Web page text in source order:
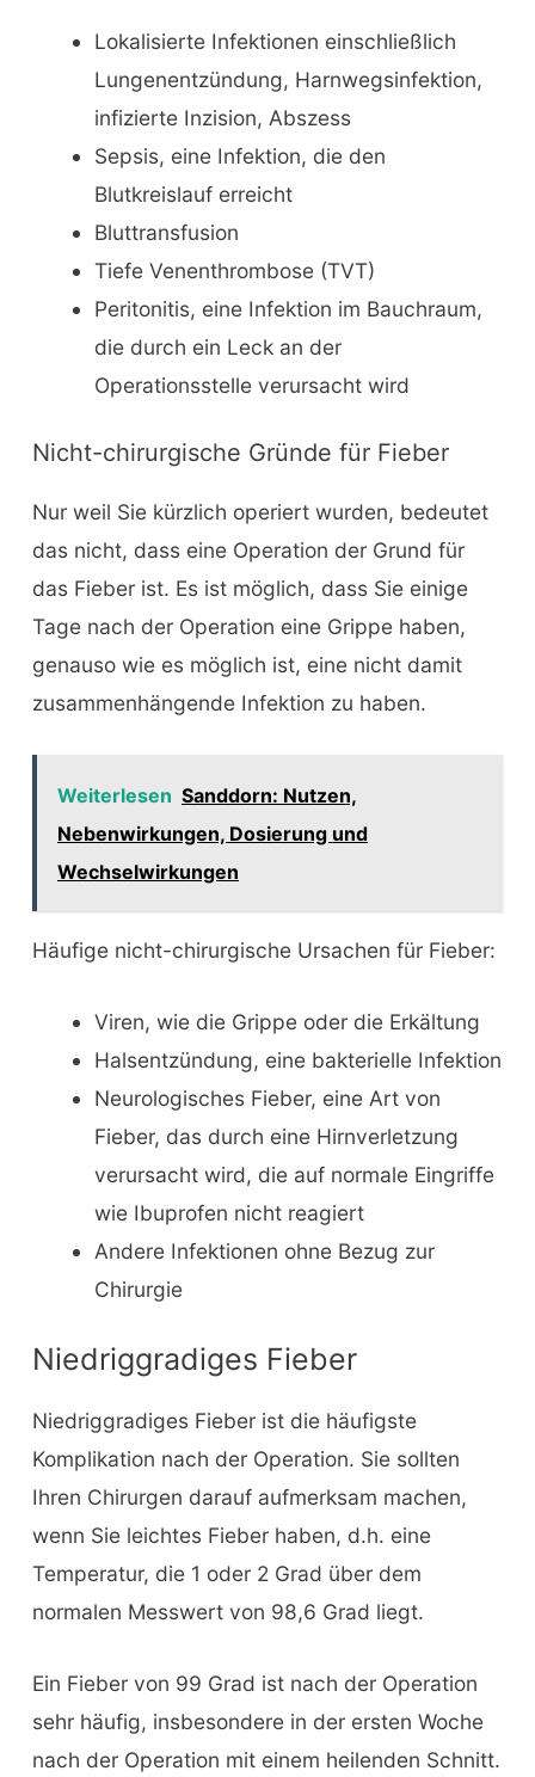
Lokalisierte Infektionen einschließlich
Lungenentzündung, Harnwegsinfektion,
infizierte Inzision, Abszess
Sepsis, eine Infektion, die den
Blutkreislauf erreicht
Bluttransfusion
Tiefe Venenthrombose (TVT)
Peritonitis, eine Infektion im Bauchraum,
die durch ein Leck an der
Operationsstelle verursacht wird
Nicht-chirurgische Gründe für Fieber
Nur weil Sie kürzlich operiert wurden, bedeutet
das nicht, dass eine Operation der Grund für
das Fieber ist. Es ist möglich, dass Sie einige
Tage nach der Operation eine Grippe haben,
genauso wie es möglich ist, eine nicht damit
zusammenhängende Infektion zu haben.
Weiterlesen Sanddorn: Nutzen,
Nebenwirkungen, Dosierung und
Wechselwirkungen
Häufige nicht-chirurgische Ursachen für Fieber:
Viren, wie die Grippe oder die Erkältung
Halsentzündung, eine bakterielle Infektion
Neurologisches Fieber, eine Art von
Fieber, das durch eine Hirnverletzung
verursacht wird, die auf normale Eingriffe
wie Ibuprofen nicht reagiert
Andere Infektionen ohne Bezug zur
Chirurgie
Niedriggradiges Fieber
Niedriggradiges Fieber ist die häufigste
Komplikation nach der Operation. Sie sollten
Ihren Chirurgen darauf aufmerksam machen,
wenn Sie leichtes Fieber haben, d.h. eine
Temperatur, die 1 oder 2 Grad über dem
normalen Messwert von 98,6 Grad liegt.
Ein Fieber von 99 Grad ist nach der Operation
sehr häufig, insbesondere in der ersten Woche
nach der Operation mit einem heilenden Schnitt.